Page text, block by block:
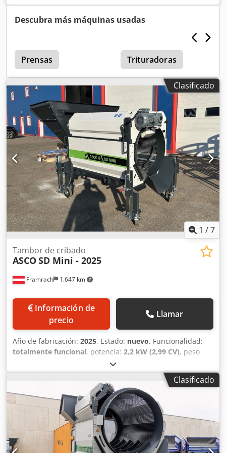
Descubra más máquinas usadas
Prensas Trituradoras
Clasificado
1 /7
Framrach 1.647 km
Tambor de cribado
ASCOSD Mini - 2025
Información de
precio
Llamar
Año de fabricación: 2025, Estado: nuevo, Funcionalidad:
totalmente funcional, potencia: 2,2 kW (2,99 CV), peso
2.425 mm
mm, altura total:2.000 mm, tensión de entrada:400 V,
documentación / manual, parada de
emergencia, placa de características disponible
innovadora criba de tambor móvil de ASCO®Screen:
robusta, compacta y de uso versátil. Gracias a sus alturas
ajustables, permite un transporte sencillo y una operación
fácil para el usuario. Ya sea alimentación manual del
material o mediante excavadora y cinta transportadora,
Clasificado